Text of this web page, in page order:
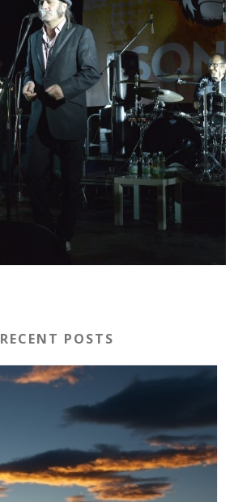
RECENT POSTS